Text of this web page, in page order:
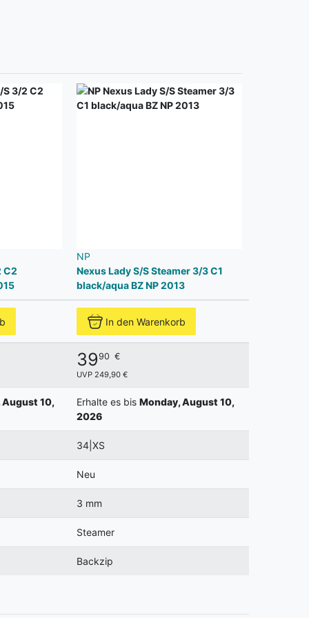
C2
NP
Nexus Lady S/S Steamer 3/3 C1
black/aqua BZ NP 2013
In den Warenkorb
3990 €
UVP 249,90 €
August 10,
Erhalte es bis Monday, August 10,
2026
34|XS
Neu
3 mm
Steamer
Backzip